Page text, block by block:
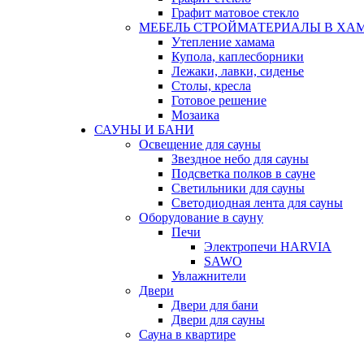
Графит матовое стекло
МЕБЕЛЬ СТРОЙМАТЕРИАЛЫ В
Утепление хамама
Купола, каплесборники
Лежаки, лавки, сиденье
Столы, кресла
Готовое решение
Мозаика
САУНЫ И БАНИ
Освещение для сауны
Звездное небо для сауны
Подсветка полков в сауне
Светильники для сауны
Светодиодная лента для сауны
Оборудование в сауну
Печи
Электропечи HARVIA
SAWO
Увлажнители
Двери
Двери для бани
Двери для сауны
Сауна в квартире